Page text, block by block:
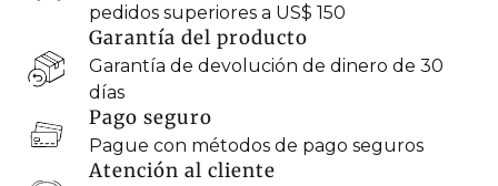
pedidos superiores a US$ 150
Garantía del producto
Garantía de devolución de dinero de 30
días
Pago seguro
Pague con métodos de pago seguros
Atención al cliente